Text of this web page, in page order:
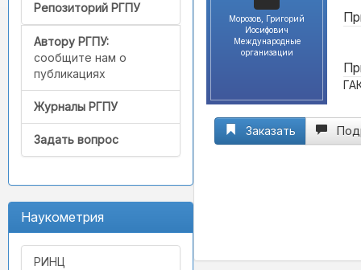
Репозиторий РГПУ
Автору РГПУ:
сообщите нам о
публикациях
Журналы РГПУ
Задать вопрос
Наукометрия
РИНЦ
Морозов, Григорий
Иосифович
Международные
организации
Заказать